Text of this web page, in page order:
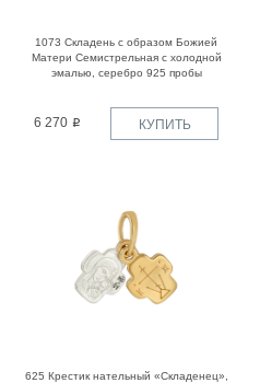
1073 Складень с образом Божией
Матери Семистрельная с холодной
эмалью, серебро 925 пробы
6 270 КУПИТЬ
625 Крестик нательный «Складенец»,